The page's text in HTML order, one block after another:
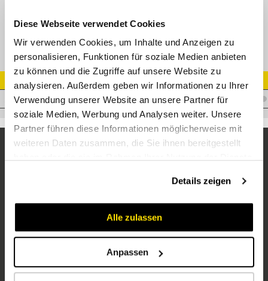
Diese Webseite verwendet Cookies
Wir verwenden Cookies, um Inhalte und Anzeigen zu
personalisieren, Funktionen für soziale Medien anbieten
zu können und die Zugriffe auf unsere Website zu
analysieren. Außerdem geben wir Informationen zu Ihrer
Verwendung unserer Website an unsere Partner für
soziale Medien, Werbung und Analysen weiter. Unsere
Partner führen diese Informationen möglicherweise mit
weiteren Daten zusammen, die Sie ihnen bereitgestellt
Details zeigen
Alle zulassen
Anpassen
Artikel Nr.
A.BF24BFP24
Unternehmen